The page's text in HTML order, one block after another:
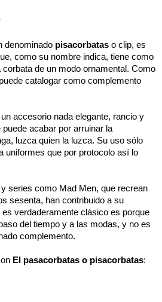
denominado pisacorbatas o clip, es
como su nombre indica, tiene como
de un modo ornamental. Como
catalogar como complemento
accesorio nada elegante, rancio y
acabar por arruinar la
luzca quien la luzca. Su uso sólo
uniformes que por protocolo así lo
series como Mad Men, que recrean
sesenta, han contribuido a su
verdaderamente clásico es porque
del tiempo y a las modas, y no es
complemento.
El pasacorbatas o pisacorbatas: